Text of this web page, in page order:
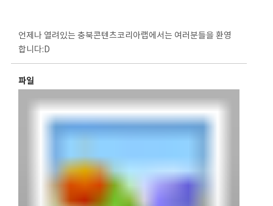
언제나 열려있는 충북콘텐츠코리아랩에서는 여러분들을 환영
합니다:D
파일